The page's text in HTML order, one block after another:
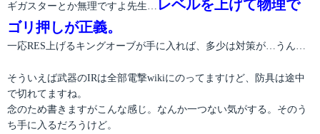
ギガスターとか無理ですよ先生… レベルを上げて物理で
ゴリ押しが正義。
一応RES上げるキングオーブが手に入れば、多少は対策が…うん…
そういえば武器のIRは全部電撃wikiにのってますけど、防具は途中
で切れてますね。
念のため書きますがこんな感じ。なんか一つない気がする。そのう
ち手に入るだろうけど。